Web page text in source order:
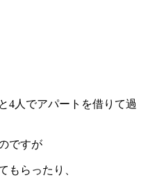
人でアパートを借りて過
ですが
もらったり、